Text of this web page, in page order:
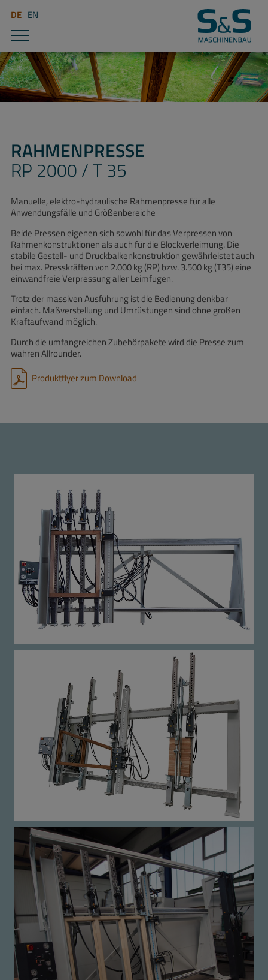
DE EN
RAHMENPRESSE
RP 2000 / T 35
Manuelle, elektro-hydraulische Rahmenpresse für alle
Anwendungsfälle und Größenbereiche
Beide Pressen eigenen sich sowohl für das Verpressen von
Rahmenkonstruktionen als auch für die Blockverleimung. Die
stabile Gestell- und Druckbalkenkonstruktion gewährleistet auch
bei max. Presskräften von 2.000 kg (RP) bzw. 3.500 kg (T35) eine
einwandfreie Verpressung aller Leimfugen.
Trotz der massiven Ausführung ist die Bedienung denkbar
einfach. Maßverstellung und Umrüstungen sind ohne großen
Kraftaufwand möglich.
Durch die umfangreichen Zubehörpakete wird die Presse zum
wahren Allrounder.
Produktflyer zum Download